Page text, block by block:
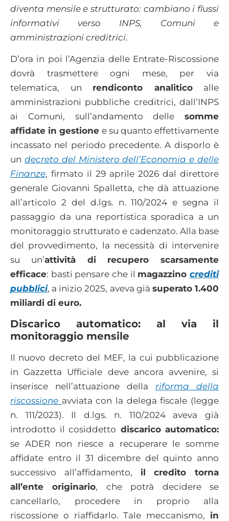
diventa mensile e strutturato: cambiano i flussi
informativi verso INPS, Comuni e
amministrazioni creditrici.
D’ora in poi l’Agenzia delle Entrate-Riscossione
dovrà trasmettere ogni mese, per via
telematica, un rendiconto analiticoalle
amministrazioni pubbliche creditrici, dall’INPS
ai Comuni, sull’andamento delle somme
affidate in gestione e su quanto effettivamente
incassato nel periodo precedente. A disporlo è
un decreto del Ministero dell’Economia e delle
Finanze, firmato il 29 aprile 2026 dal direttore
generale Giovanni Spalletta, che dà attuazione
all’articolo 2 del d.lgs. n. 110/2024 e segna il
passaggio da una reportistica sporadica a un
monitoraggio strutturato e cadenzato. Alla base
del provvedimento, la necessità di intervenire
su un’attività di recupero scarsamente
efficace: basti pensare che il magazzinocrediti
pubblici, a inizio 2025, aveva già superato 1.400
miliardi di euro.
Discarico automatico: al via il
monitoraggio mensile
Il nuovo decreto del MEF, la cui pubblicazione
in Gazzetta Ufficiale deve ancora avvenire, si
inserisce nell’attuazione della riforma della
riscossione avviata con la delega fiscale (legge
n. 111/2023). Il d.lgs. n. 110/2024 aveva già
introdotto il cosiddetto discarico automatico:
se ADER non riesce a recuperare le somme
affidate entro il 31 dicembre del quinto anno
successivo all’affidamento, il credito torna
all’ente originario, che potrà decidere se
cancellarlo, procedere in proprio alla
riscossione o riaffidarlo. Tale meccanismo, in